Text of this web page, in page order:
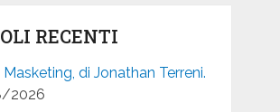
RECENTI
di Jonathan Terreni.
2026